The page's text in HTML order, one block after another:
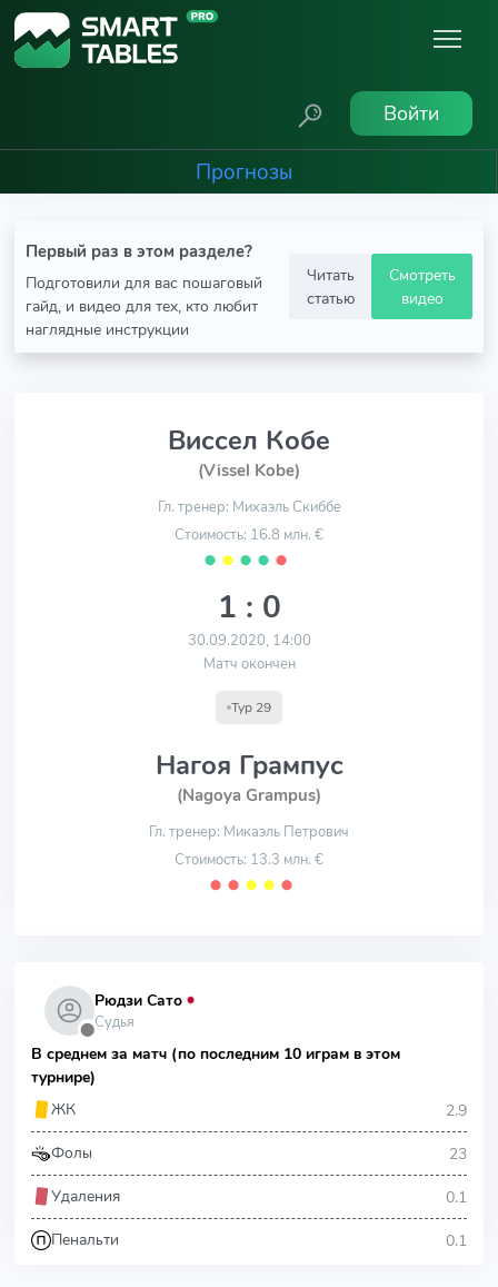
Войти
Прогнозы
Первый раз в этом разделе?
Подготовили для вас пошаговый
гайд, и видео для тех, кто любит
наглядные инструкции
Читать
статью
Смотреть
видео
Виссел Кобе
(Vissel Kobe)
Гл. тренер: Михаэль Скиббе
Стоимость: 16.8 млн. €
⬤ ⬤ ⬤ ⬤ ⬤
1 : 0
30.09.2020, 14:00
Матч окончен
Тур 29
Нагоя Грампус
(Nagoya Grampus)
Гл. тренер: Микаэль Петрович
Стоимость: 13.3 млн. €
⬤ ⬤ ⬤ ⬤ ⬤
⬤
Рюдзи Сато
Судья
В среднем за матч (по последним 10 играм в этом
турнире)
ЖК
2.9
Фолы 23
Удаления 0.1
Пенальти 0.1